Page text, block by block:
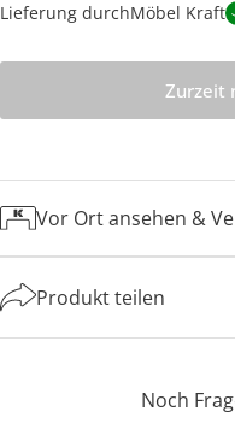
Lieferung durchMöbel Kraft
Zurzeit
Vor Ort ansehen &
Produkt teilen
Noch